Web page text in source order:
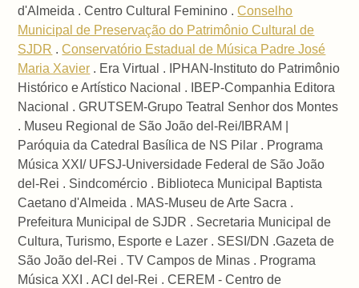
d'Almeida . Centro Cultural Feminino .Conselho
Municipal de Preservação do Patrimônio Cultural de
SJDR .Conservatório Estadual de Música Padre José
Maria Xavier . Era Virtual . IPHAN-Instituto do Patrimônio
Histórico e Artístico Nacional . IBEP-Companhia Editora
Nacional . GRUTSEM-Grupo Teatral Senhor dos Montes
. Museu Regional de São João del-Rei/IBRAM |
Paróquia da Catedral Basílica de NS Pilar . Programa
Música XXI/ UFSJ-Universidade Federal de São João
del-Rei . Sindcomércio . Biblioteca Municipal Baptista
Caetano d'Almeida . MAS-Museu de Arte Sacra .
Prefeitura Municipal de SJDR . Secretaria Municipal de
Cultura, Turismo, Esporte e Lazer . SESI/DN .Gazeta de
São João del-Rei . TV Campos de Minas . Programa
Música XXI . ACI del-Rei . CEREM - Centro de